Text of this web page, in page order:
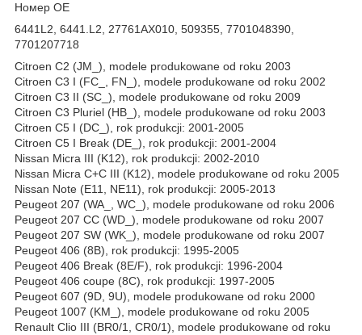
Номер OE
6441L2, 6441.L2, 27761AX010, 509355, 7701048390,
7701207718
Citroen C2 (JM_), modele produkowane od roku 2003
Citroen C3 I (FC_, FN_), modele produkowane od roku 2002
Citroen C3 II (SC_), modele produkowane od roku 2009
Citroen C3 Pluriel (HB_), modele produkowane od roku 2003
Citroen C5 I (DC_), rok produkcji: 2001-2005
Citroen C5 I Break (DE_), rok produkcji: 2001-2004
Nissan Micra III (K12), rok produkcji: 2002-2010
Nissan Micra C+C III (K12), modele produkowane od roku 2005
Nissan Note (E11, NE11), rok produkcji: 2005-2013
Peugeot 207 (WA_, WC_), modele produkowane od roku 2006
Peugeot 207 CC (WD_), modele produkowane od roku 2007
Peugeot 207 SW (WK_), modele produkowane od roku 2007
Peugeot 406 (8B), rok produkcji: 1995-2005
Peugeot 406 Break (8E/F), rok produkcji: 1996-2004
Peugeot 406 coupe (8C), rok produkcji: 1997-2005
Peugeot 607 (9D, 9U), modele produkowane od roku 2000
Peugeot 1007 (KM_), modele produkowane od roku 2005
Renault Clio III (BR0/1, CR0/1), modele produkowane od roku